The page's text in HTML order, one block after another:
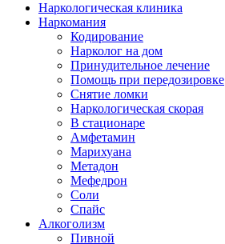
Наркологическая клиника
Наркомания
Кодирование
Нарколог на дом
Принудительное лечение
Помощь при передозировке
Снятие ломки
Наркологическая скорая
В стационаре
Амфетамин
Марихуана
Метадон
Мефедрон
Соли
Спайс
Алкоголизм
Пивной